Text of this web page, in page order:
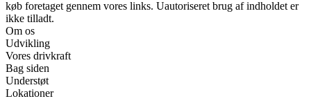
køb foretaget gennem vores links. Uautoriseret brug af indholdet er
ikke tilladt.
Om os
Udvikling
Vores drivkraft
Bag siden
Understøt
Lokationer